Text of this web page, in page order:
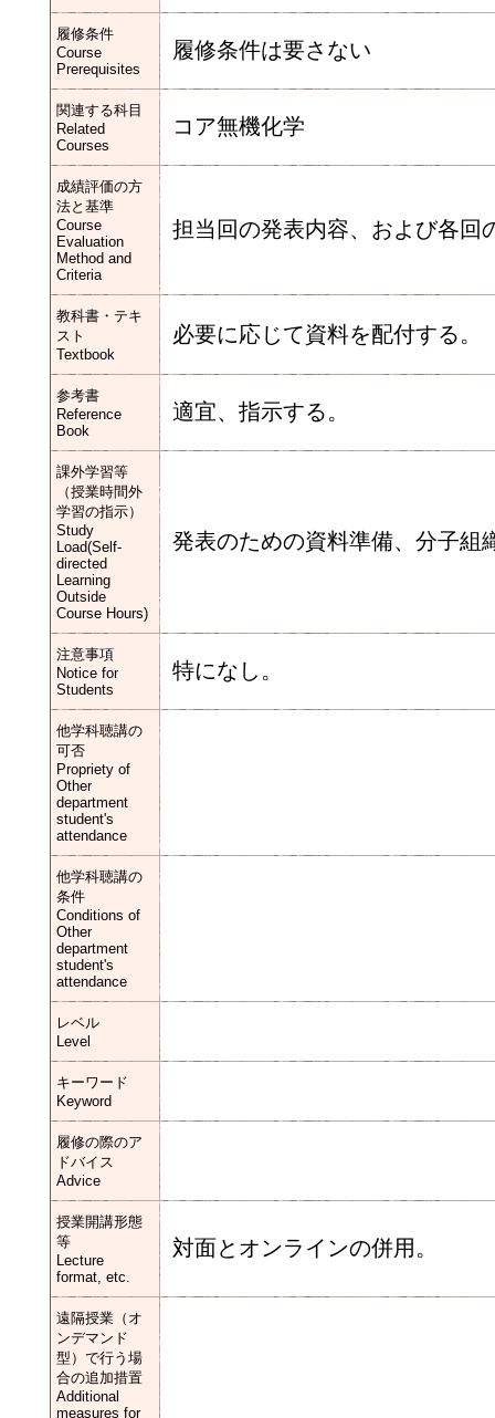
履修条件
Course
Prerequisites
履修条件は要さない
関連する科目
Related
Courses
コア無機化学
成績評価の方
法と基準
Course
Evaluation
Method and
Criteria
担当回の発表内容、および各回
教科書・テキ
スト
Textbook
必要に応じて資料を配付する。
参考書
Reference
Book
適宜、指示する。
課外学習等
（授業時間外
学習の指示）
Study
Load(Self-
directed
Learning
Outside
Course Hours)
発表のための資料準備、分子組
注意事項
Notice for
Students
特になし。
他学科聴講の
可否
Propriety of
Other
department
student's
attendance
他学科聴講の
条件
Conditions of
Other
department
student's
attendance
レベル
Level
キーワード
Keyword
履修の際のア
ドバイス
Advice
授業開講形態
等
Lecture
format, etc.
対面とオンラインの併用。
遠隔授業（オ
ンデマンド
型）で行う場
合の追加措置
Additional
measures for